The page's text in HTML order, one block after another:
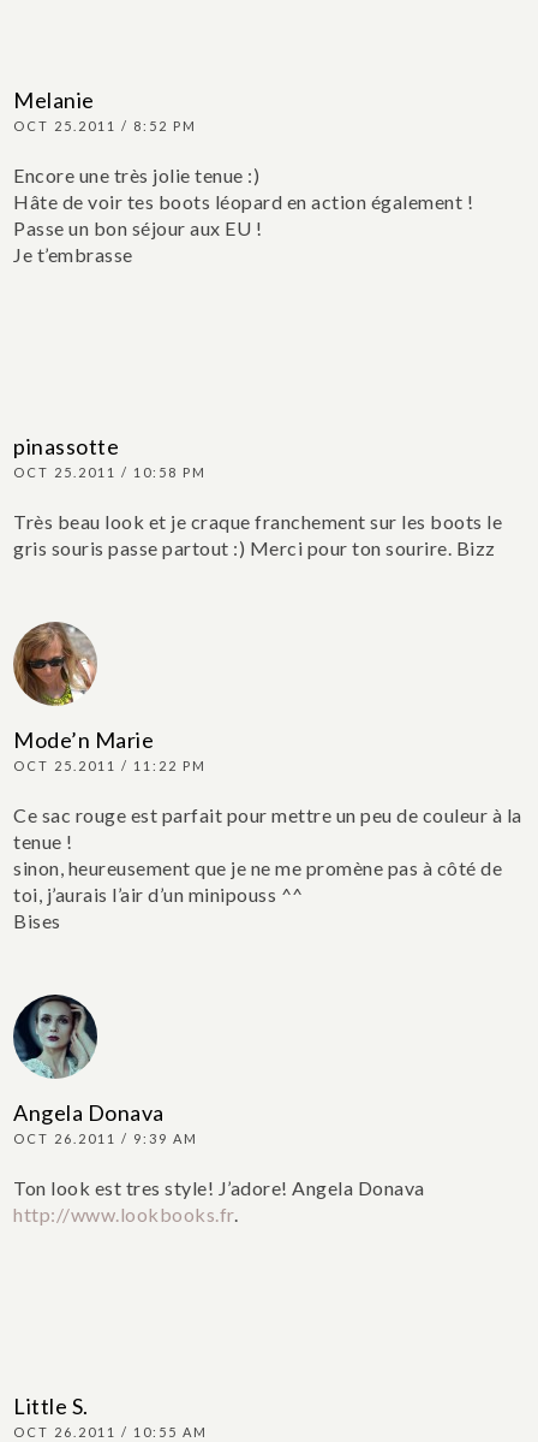
Melanie
OCT 25.2011 / 8:52 PM
Encore une très jolie tenue :)
Hâte de voir tes boots léopard en action également !
Passe un bon séjour aux EU !
Je t’embrasse
pinassotte
OCT 25.2011 / 10:58 PM
Très beau look et je craque franchement sur les boots le
gris souris passe partout :) Merci pour ton sourire. Bizz
Mode’n Marie
OCT 25.2011 / 11:22 PM
Ce sac rouge est parfait pour mettre un peu de couleur à la
tenue !
sinon, heureusement que je ne me promène pas à côté de
toi, j’aurais l’air d’un minipouss ^^
Bises
Angela Donava
OCT 26.2011 / 9:39 AM
Ton look est tres style! J’adore! Angela Donava
http://www.lookbooks.fr.
Little S.
OCT 26.2011 / 10:55 AM